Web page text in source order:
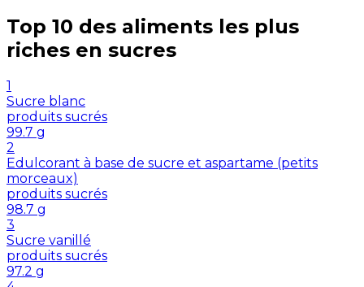
Top 10 des aliments les plus
riches en sucres
1
Sucre blanc
produits sucrés
99.7 g
2
Edulcorant à base de sucre et aspartame (petits
morceaux)
produits sucrés
98.7 g
3
Sucre vanillé
produits sucrés
97.2 g